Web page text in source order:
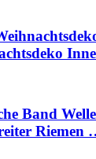
Band
Riemen